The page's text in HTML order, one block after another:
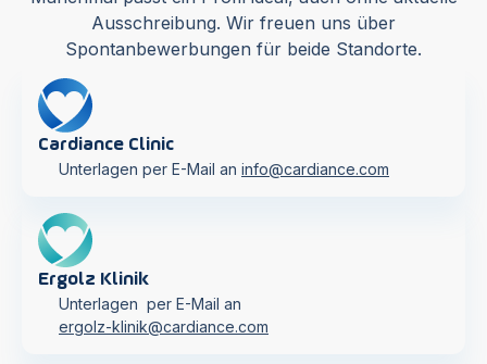
Ausschreibung. Wir freuen uns über
Spontanbewerbungen für beide Standorte.
Cardiance Clinic
Unterlagen per E-Mail an info@cardiance.com
Ergolz Klinik
Unterlagen per E-Mail an
ergolz-klinik@cardiance.com